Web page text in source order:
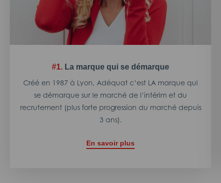
#1. La marque qui se démarque
Créé en 1987 à Lyon, Adéquat c’est LA marque qui
se démarque sur le marché de l’intérim et du
recrutement (plus forte progression du marché depuis
3 ans).
En savoir plus